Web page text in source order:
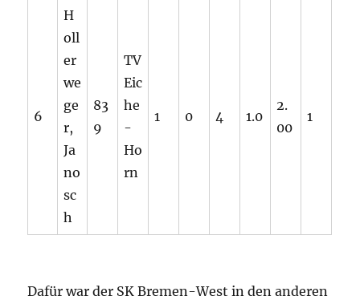
6
H
oll
er
we
ge
r,
Ja
no
sc
h
83
9
TV
Eic
he
-
Ho
rn
1 0 4 1.0
2.
00
1
Dafür war der SK Bremen-West in den anderen